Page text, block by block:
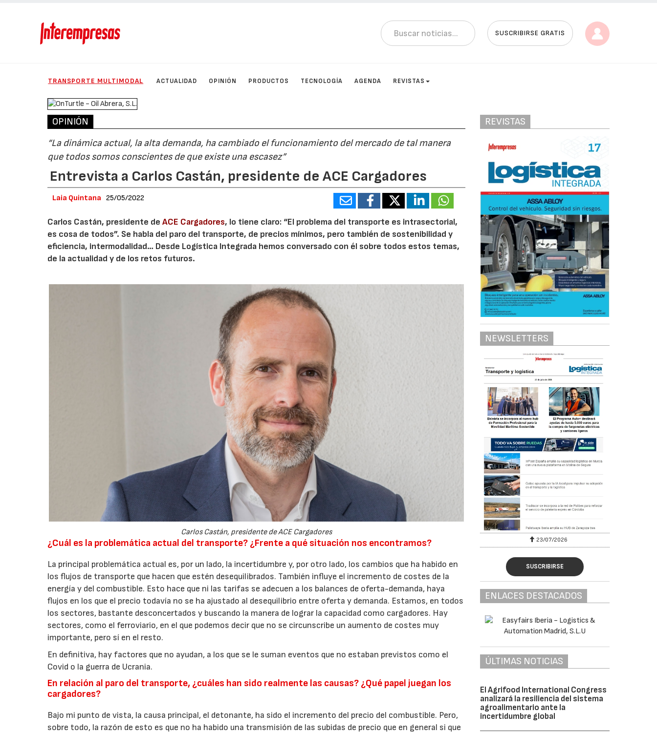
SUSCRIBIRSE GRATIS
TRANSPORTE MULTIMODAL ACTUALIDAD OPINIÓN PRODUCTOS TECNOLOGÍA AGENDA REVISTAS
OPINIÓN
“La dinámica actual, la alta demanda, ha cambiado el funcionamiento del mercado de tal manera
que todos somos conscientes de que existe una escasez”
Entrevista a Carlos Castán, presidente de ACE Cargadores
Laia Quintana 25/05/2022
Carlos Castán, presidente deACE Cargadores, lo tiene claro: “El problema del transporte es intrasectorial,
es cosa de todos”. Se habla del paro del transporte, de precios mínimos, pero también de sostenibilidad y
eficiencia, intermodalidad… Desde Logística Integrada hemos conversado con él sobre todos estos temas,
de la actualidad y de los retos futuros.
Carlos Castán, presidente de ACE Cargadores
¿Cuál es la problemática actual del transporte? ¿Frente a qué situación nos encontramos?
La principal problemática actual es, por un lado, la incertidumbre y, por otro lado, los cambios que ha habido en
los flujos de transporte que hacen que estén desequilibrados. También influye el incremento de costes de la
energía y del combustible. Esto hace que ni las tarifas se adecuen a los balances de oferta-demanda, haya
flujos en los que el precio todavía no se ha ajustado al desequilibrio entre oferta y demanda. Estamos, en todos
los sectores, bastante desconcertados y buscando la manera de lograr la capacidad como cargadores. Hay
sectores, como el ferroviario, en el que podemos decir que no se circunscribe un aumento de costes muy
importante, pero sí en el resto.
En definitiva, hay factores que no ayudan, a los que se le suman eventos que no estaban previstos como el
Covid o la guerra de Ucrania.
En relación al paro del transporte, ¿cuáles han sido realmente las causas? ¿Qué papel juegan los
cargadores?
Bajo mi punto de vista, la causa principal, el detonante, ha sido el incremento del precio del combustible. Pero,
sobre todo, la razón de esto es que no ha habido una transmisión de las subidas de precio que en general si que
REVISTAS
NEWSLETTERS
23/07/2026 30/07/2026 23/07/2026
SUSCRIBIRSE
ENLACES DESTACADOS
ÚLTIMAS NOTICIAS
El Agrifood International Congress
analizará la resiliencia del sistema
agroalimentario ante la
incertidumbre global